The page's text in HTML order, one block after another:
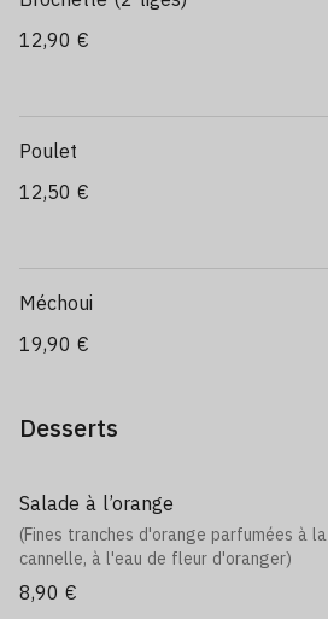
12,90 €
Poulet
12,50 €
Méchoui
19,90 €
Desserts
Salade à l’orange
(Fines tranches d'orange parfumées à la
cannelle, à l'eau de fleur d'oranger)
8,90 €